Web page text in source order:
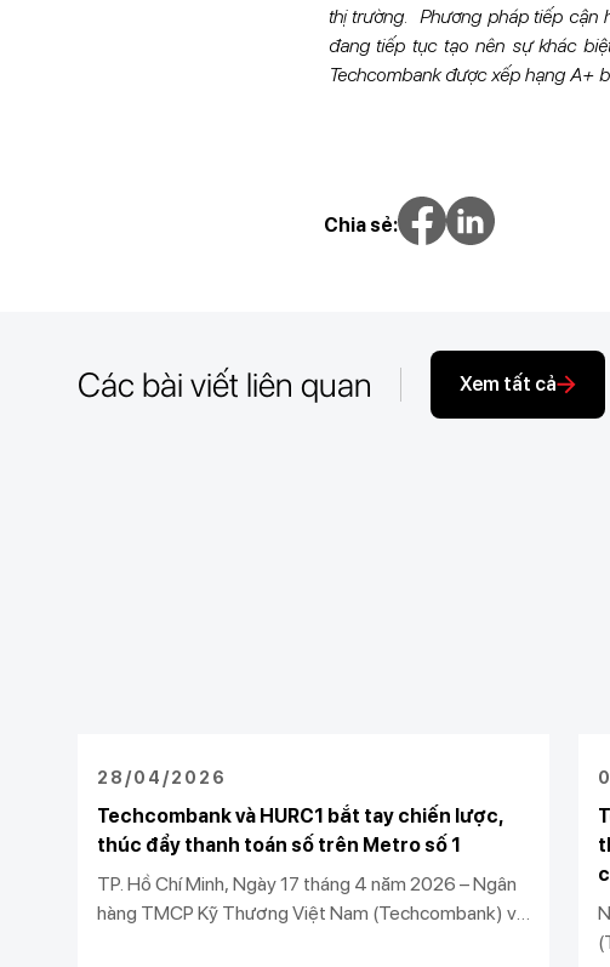
thị trường. Phương pháp tiếp cận
đang tiếp tục tạo nên sự khác
Techcombank được xếp hạng A+
Chia sẻ:
Các bài viết liên quan Xem tất cả
28/04/2026
Techcombank và HURC1 bắt tay chiến lược,
thúc đẩy thanh toán số trên Metro số 1
TP. Hồ Chí Minh, Ngày 17 tháng 4 năm 2026 – Ngân
hàng TMCP Kỹ Thương Việt Nam (Techcombank) và